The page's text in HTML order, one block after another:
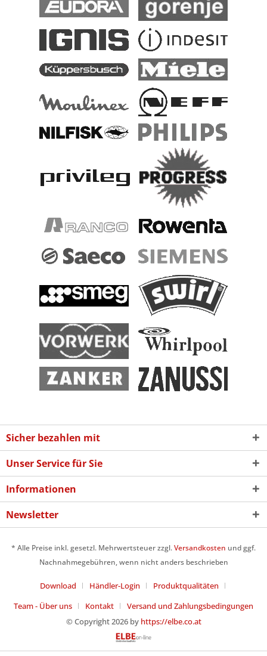
Sicher bezahlen mit
Unser Service für Sie
Informationen
Newsletter
* Alle Preise inkl. gesetzl. Mehrwertsteuer zzgl.Versandkosten und ggf.
Nachnahmegebühren, wenn nicht anders beschrieben
Download Händler-Login
Produktqualitäten
Team - Über uns
Kontakt
Versand und Zahlungsbedingungen
© Copyright 2026 by https://elbe.co.at